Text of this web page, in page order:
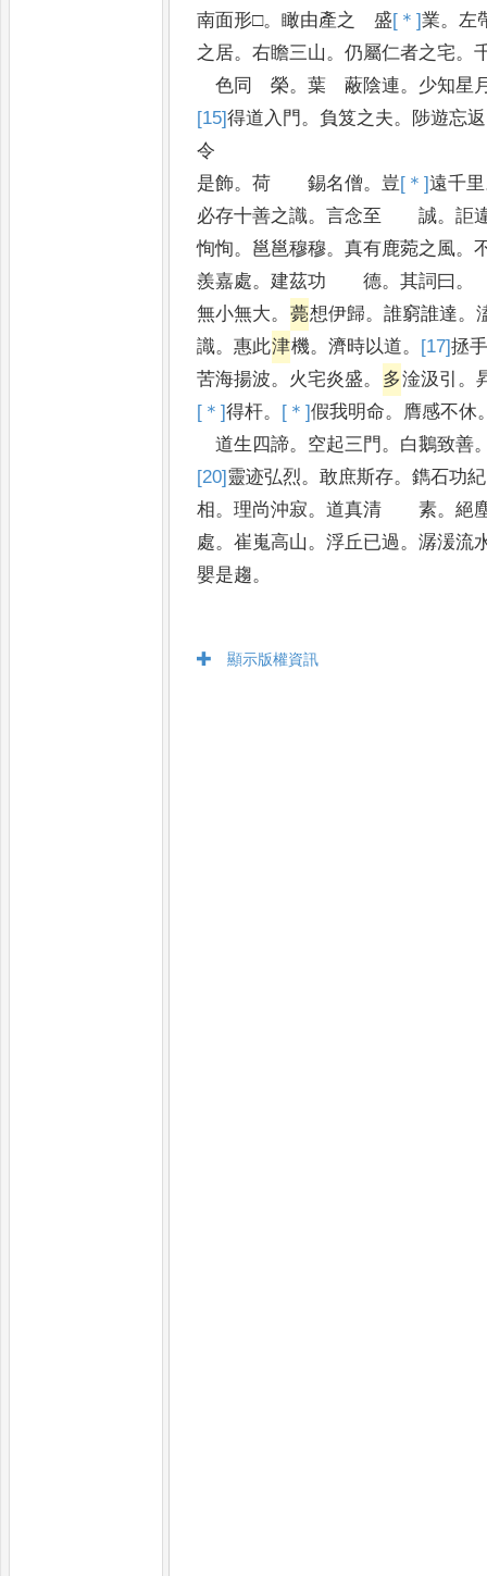
南面形□。瞰由產之 盛[＊]業。左
之居。右瞻三山。仍屬仁者之宅。
色同 榮。葉 蔽陰連。 少知星
[15]得道入門。 負笈之夫。 陟遊忘返
令
是飾。荷 錫名僧。 豈[＊]遠千里
必存十善之識。言念至 誠。詎
恂恂。 邕邕穆穆。真有鹿菀之風。
羨嘉處。建茲功 德。其詞曰 。
無小無大。 薨想伊歸。誰窮誰達。
識。惠此津機。濟時以道。 [17]拯
苦海揚波。 火宅炎盛。 多淦汲引 。
[＊]得杆。 [＊]假我明命。 膺感不休
道生四諦。 空起三門。 白鵝致善
[20] 靈迹弘烈。敢庶斯存。鐫石功紀
相 。理尚沖寂。道真清 素。絕
處。崔嵬高山。浮丘已過。潺湲流
嬰是趨。
顯示版權資訊